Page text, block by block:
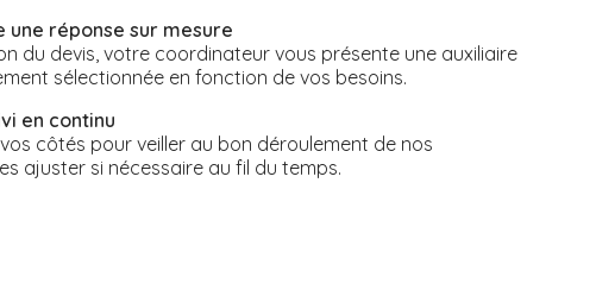
une réponse sur mesure
du devis, votre coordinateur vous présente une auxiliaire
sélectionnée en fonction de vos besoins.
en continu
côtés pour veiller au bon déroulement de nos
ajuster si nécessaire au fil du temps.